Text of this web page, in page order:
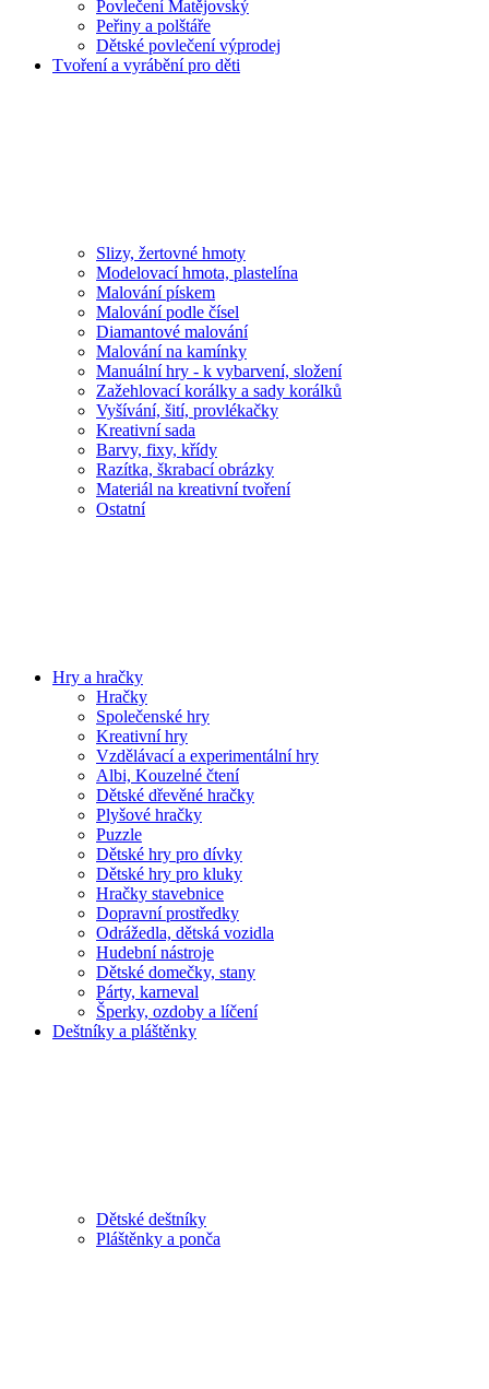
Povlečení Matějovský
Peřiny a polštáře
Dětské povlečení výprodej
Tvoření a vyrábění pro děti
Slizy, žertovné hmoty
Modelovací hmota, plastelína
Malování pískem
Malování podle čísel
Diamantové malování
Malování na kamínky
Manuální hry - k vybarvení, složení
Zažehlovací korálky a sady korálků
Vyšívání, šití, provlékačky
Kreativní sada
Barvy, fixy, křídy
Razítka, škrabací obrázky
Materiál na kreativní tvoření
Ostatní
Hry a hračky
Hračky
Společenské hry
Kreativní hry
Vzdělávací a experimentální hry
Albi, Kouzelné čtení
Dětské dřevěné hračky
Plyšové hračky
Puzzle
Dětské hry pro dívky
Dětské hry pro kluky
Hračky stavebnice
Dopravní prostředky
Odrážedla, dětská vozidla
Hudební nástroje
Dětské domečky, stany
Párty, karneval
Šperky, ozdoby a líčení
Deštníky a pláštěnky
Dětské deštníky
Pláštěnky a ponča